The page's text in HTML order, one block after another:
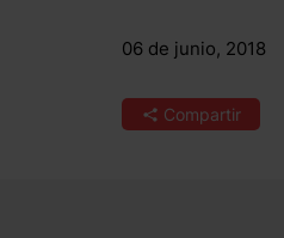
06 de junio, 2018
Compartir